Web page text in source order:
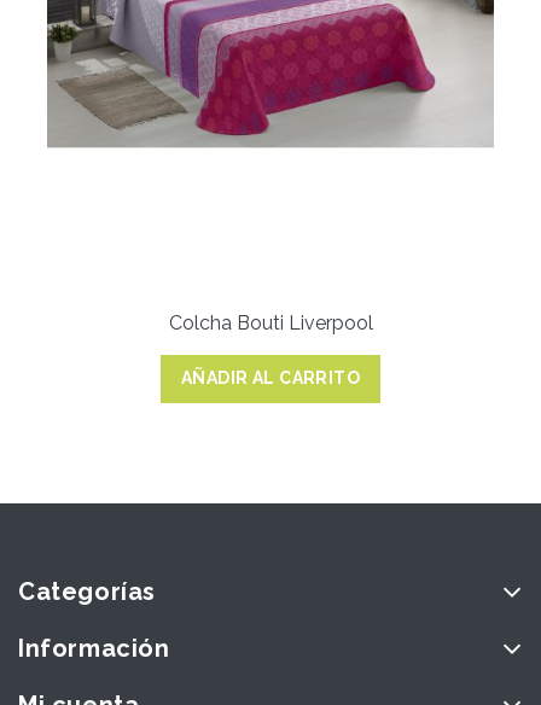
Colcha Bouti Liverpool
AÑADIR AL CARRITO
Categorías
Información